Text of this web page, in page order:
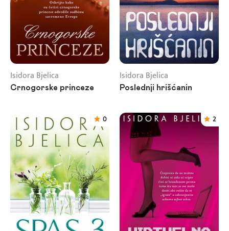
Isidora Bjelica
Crnogorske princeze
Isidora Bjelica
Poslednji hrišćanin
0 2